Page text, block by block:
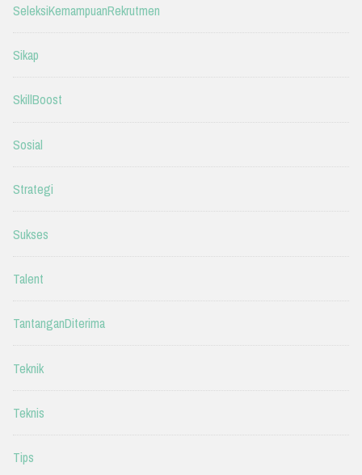
SeleksiKemampuanRekrutmen
Sikap
SkillBoost
Sosial
Strategi
Sukses
Talent
TantanganDiterima
Teknik
Teknis
Tips